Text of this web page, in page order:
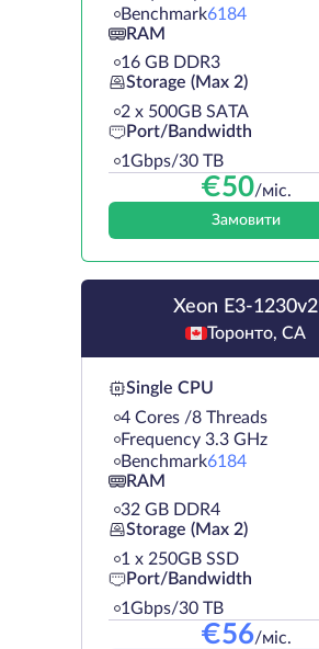
Benchmark6184
RAM
16 GB DDR3
Storage (Max 2)
2 х 500GB SATA
Port/Bandwidth
1Gbps/30 TB
€50/міс.
Замовити
Xeon E3-1230v2
Торонто, CA
Single CPU
4 Cores /8 Threads
Frequency 3.3 GHz
Benchmark6184
RAM
32 GB DDR4
Storage (Max 2)
1 х 250GB SSD
Port/Bandwidth
1Gbps/30 TB
€56/міс.